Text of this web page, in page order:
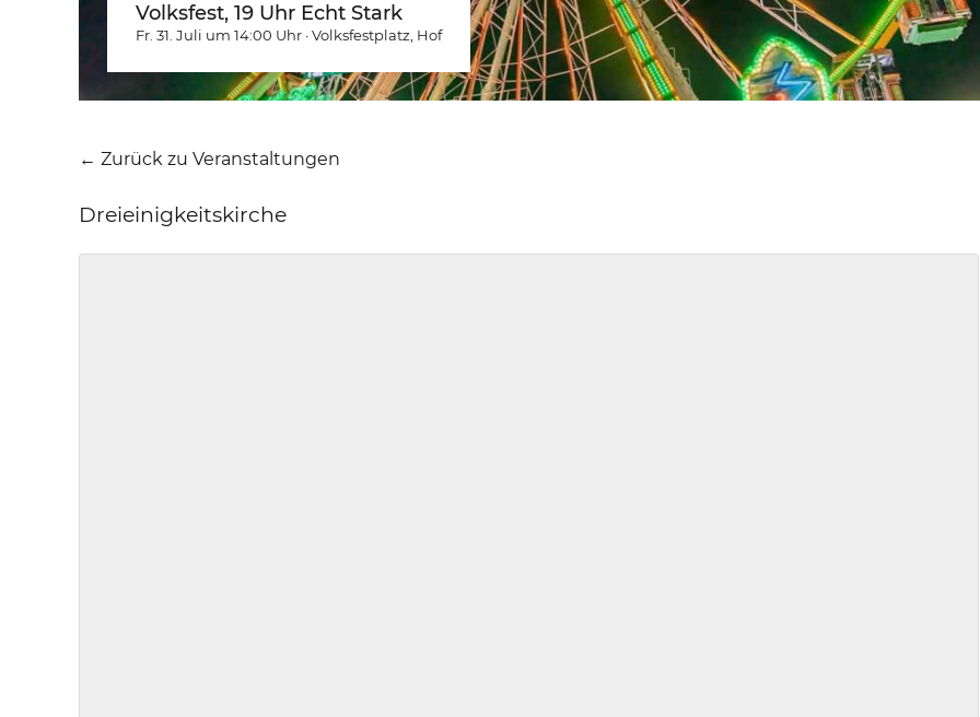
Volksfest, 19 Uhr Echt Stark
Fr. 31. Juli um 14:00 Uhr ·Volksfestplatz , Hof
← Zurück zu Veranstaltungen
Dreieinigkeitskirche